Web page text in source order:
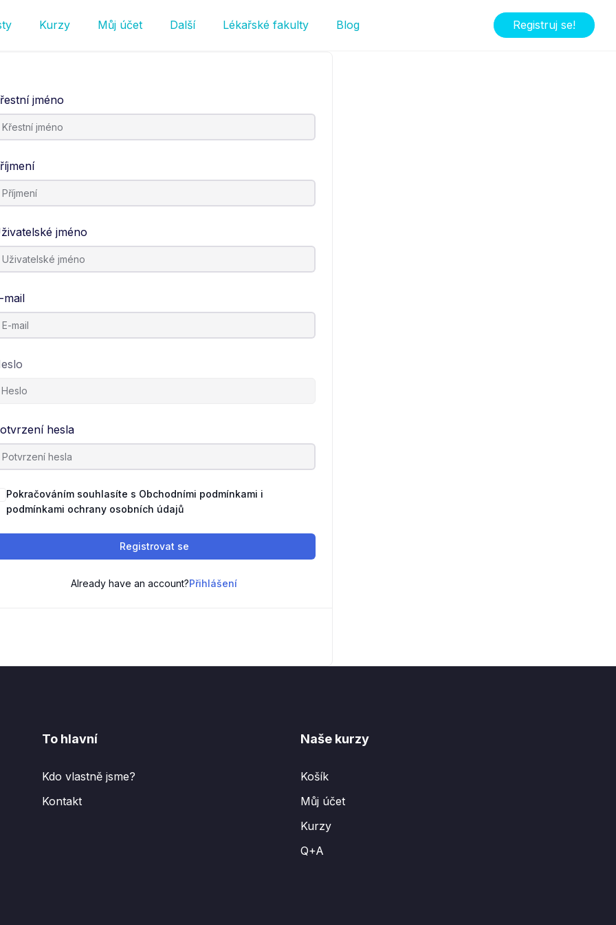
Kurzy Můj účet Další Lékařské fakulty Blog Registruj se!
jméno
jméno
mail
hesla
Pokračováním souhlasíte s Obchodními podmínkami i
podmínkami ochrany osobních údajů
Registrovat se
Already have an account?Přihlášení
To hlavní
Kdo vlastně jsme?
Kontakt
Naše kurzy
Košík
Můj účet
Kurzy
Q+A